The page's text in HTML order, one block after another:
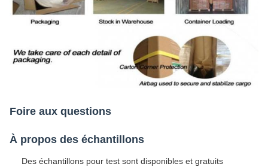
Foire aux questions
À propos des échantillons
Des échantillons pour test sont disponibles et gratuits